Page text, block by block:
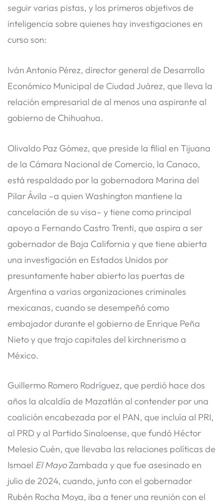
seguir varias pistas, y los primeros objetivos de
inteligencia sobre quienes hay investigaciones en
curso son:
Iván Antonio Pérez, director general de Desarrollo
Económico Municipal de Ciudad Juárez, que lleva la
relación empresarial de al menos una aspirante al
gobierno de Chihuahua.
Olivaldo Paz Gómez, que preside la filial en Tijuana
de la Cámara Nacional de Comercio, la Canaco,
está respaldado por la gobernadora Marina del
Pilar Ávila –a quien Washington mantiene la
cancelación de su visa– y tiene como principal
apoyo a Fernando Castro Trenti, que aspira a ser
gobernador de Baja California y que tiene abierta
una investigación en Estados Unidos por
presuntamente haber abierto las puertas de
Argentina a varias organizaciones criminales
mexicanas, cuando se desempeñó como
embajador durante el gobierno de Enrique Peña
Nieto y que trajo capitales del kirchnerismo a
México.
Guillermo Romero Rodríguez, que perdió hace dos
años la alcaldía de Mazatlán al contender por una
coalición encabezada por el PAN, que incluía al PRI,
al PRD y al Partido Sinaloense, que fundó Héctor
Melesio Cuén, que llevaba las relaciones políticas de
Ismael El MayoZambada y que fue asesinado en
julio de 2024, cuando, junto con el gobernador
Rubén Rocha Moya, iba a tener una reunión con el